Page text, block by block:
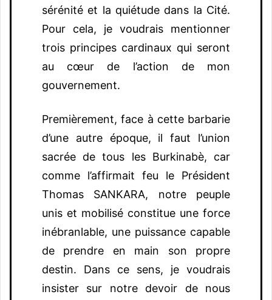
sérénité et la quiétude dans la Cité.
Pour cela, je voudrais mentionner
trois principes cardinaux qui seront
au cœur de l’action de mon
gouvernement.
Premièrement, face à cette barbarie
d’une autre époque, il faut l’union
sacrée de tous les Burkinabè, car
comme l’affirmait feu le Président
Thomas SANKARA, notre peuple
unis et mobilisé constitue une force
inébranlable, une puissance capable
de prendre en main son propre
destin. Dans ce sens, je voudrais
insister sur notre devoir de nous